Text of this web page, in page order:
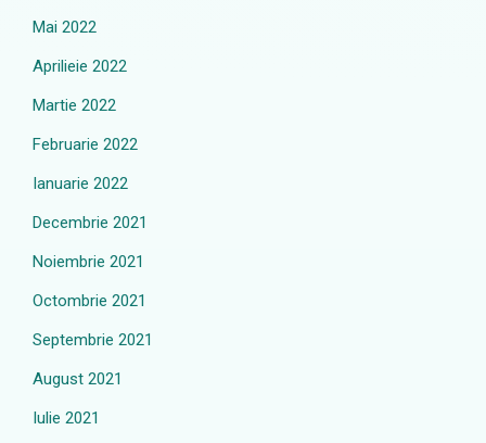
Mai 2022
Aprilieie 2022
Martie 2022
Februarie 2022
Ianuarie 2022
Decembrie 2021
Noiembrie 2021
Octombrie 2021
Septembrie 2021
August 2021
Iulie 2021